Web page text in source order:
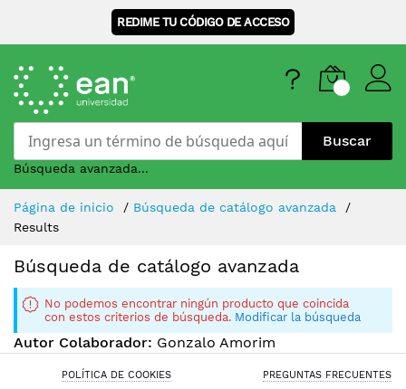
REDIME TU CÓDIGO DE ACCESO
Buscar
Búsqueda avanzada...
Skip
Content
Página de inicio
Búsqueda de catálogo avanzada
Results
Búsqueda de catálogo avanzada
No podemos encontrar ningún producto que coincida
con estos criterios de búsqueda. Modificar la búsqueda
Autor Colaborador: Gonzalo Amorim
POLÍTICA DE COOKIES
PREGUNTAS FRECUENTES